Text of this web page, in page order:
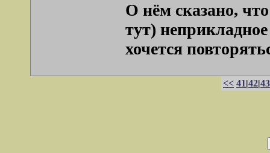
О нём сказано,
тут)
хочется
<< 41|42|43